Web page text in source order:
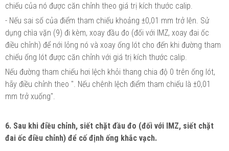
chiếu của nó được căn chỉnh theo giá trị kích thước calip.
- Nếu sai số của điểm tham chiếu khoảng ±0,01 mm trở lên. Sử
dụng chìa vặn (9) đi kèm, xoay đầu đo (đối với IMZ, xoay đai ốc
điều chỉnh) để nới lỏng nó và xoay ống lót cho đến khi đường tham
chiếu ống lót được căn chỉnh với giá trị kích thước calip.
Nếu đường tham chiếu hơi lệch khỏi thang chia độ 0 trên ống lót,
hãy điều chỉnh theo ". Nếu chênh lệch điểm tham chiếu là ±0,01
mm trở xuống".
6. Sau khi điều chỉnh, siết chặt đầu đo (đối với IMZ, siết chặt
đai ốc điều chỉnh) để cố định ống khắc vạch.